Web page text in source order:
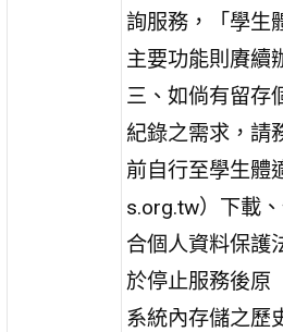
詢服務，「學生
主要功能則賡續
三、如倘有留存
紀錄之需求，請
前自行至學生體
s.org.tw）下載
合個人資料保護
於停止服務後原
系統內存儲之歷